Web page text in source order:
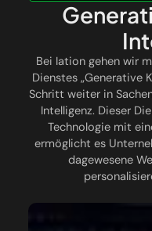
Bei Iation gehen wir
Dienstes „Generative
Schritt weiter in
Intelligenz. Dieser
Technologie mit
ermöglicht es
dagewesene